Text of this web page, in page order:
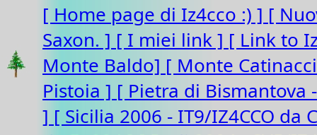
[ Home page di Iz4cco :) ] [
Saxon. ] [ I miei link ] [ Link to
Monte Baldo] [ Monte
Pistoia ] [ Pietra di Bismantova
] [ Sicilia 2006 - IT9/IZ4CCO da